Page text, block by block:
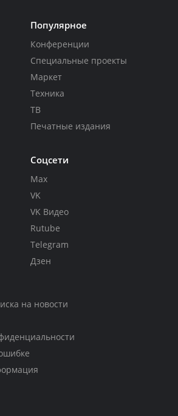
Популярное
Конференции
Специальные проекты
Маркет
Техника
ТВ
Печатные издания
Соцсети
Max
VK
VK Видео
Rutube
Telegram
Дзен
на новости